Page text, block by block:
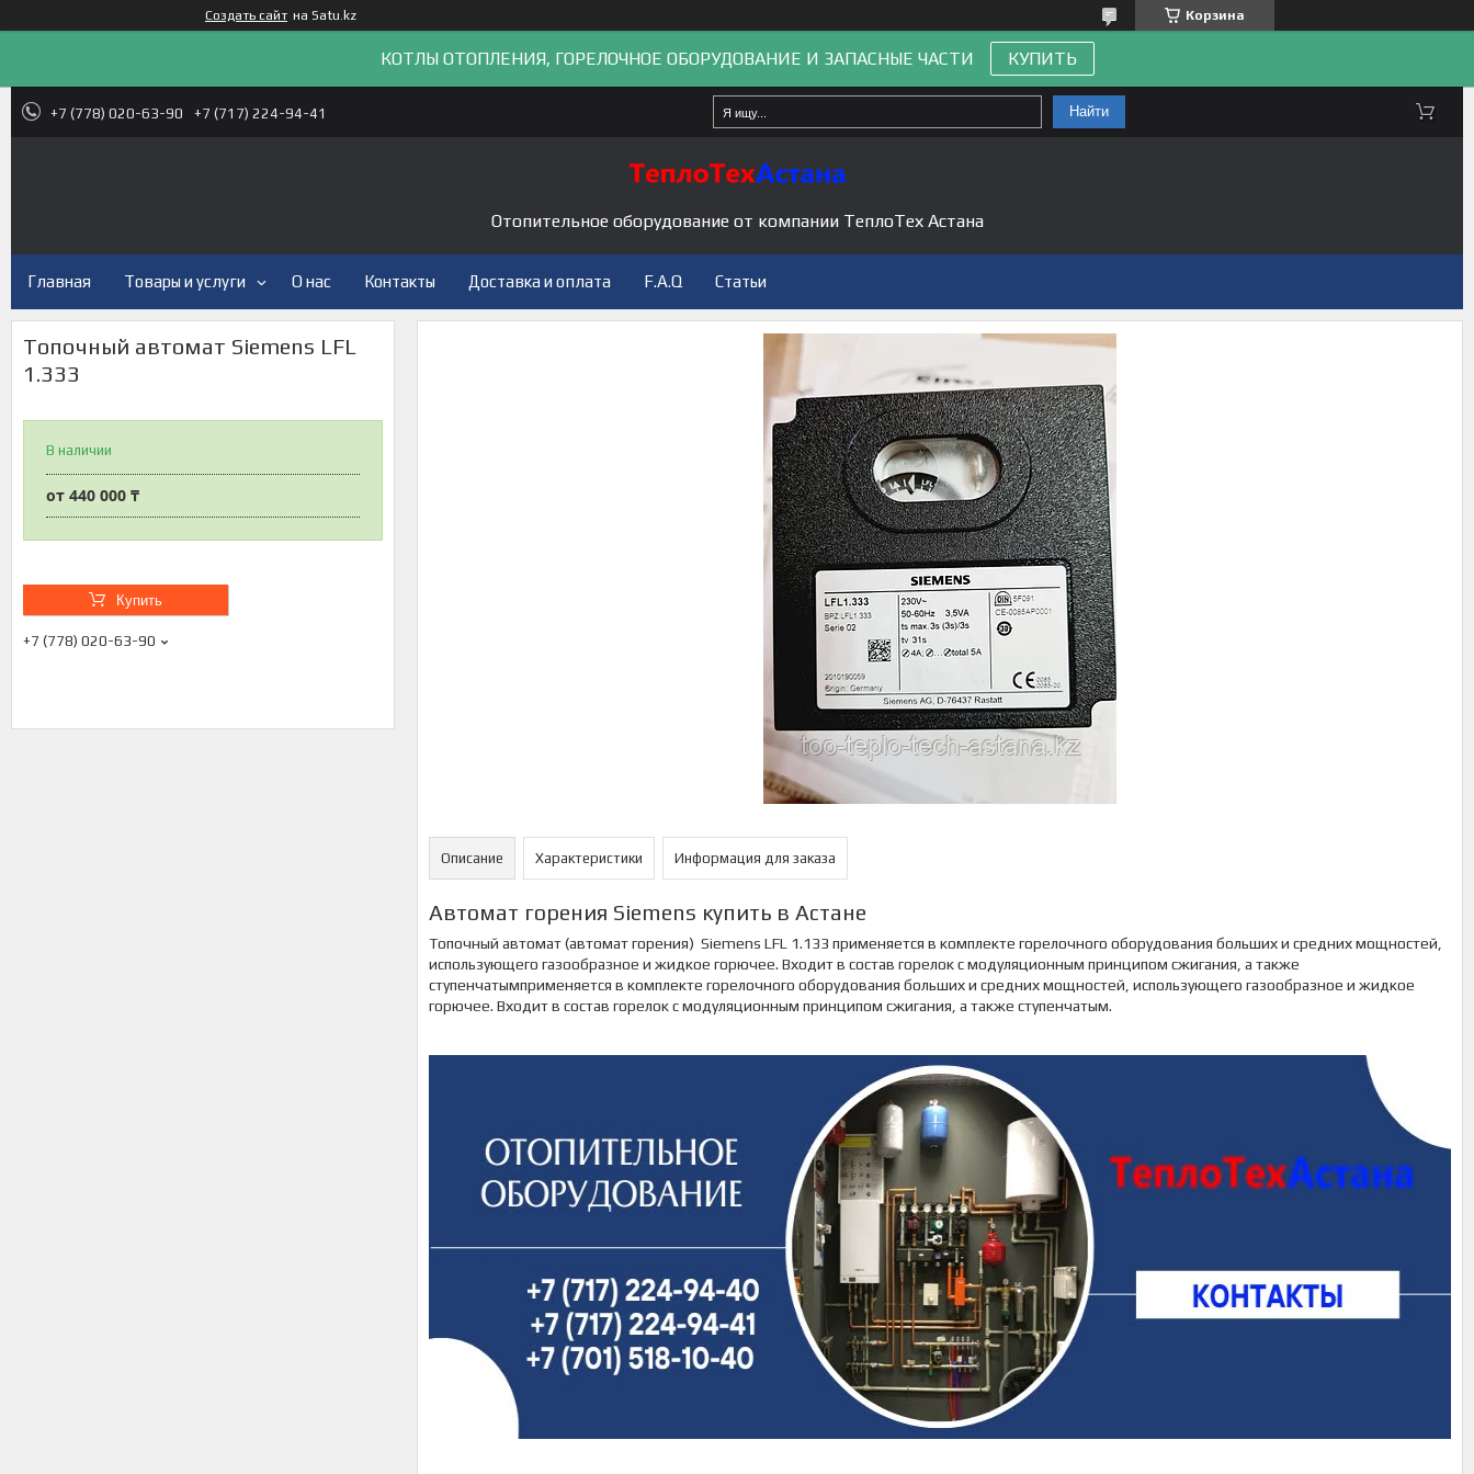
Создать сайт на Satu.kz Корзина
КОТЛЫ ОТОПЛЕНИЯ, ГОРЕЛОЧНОЕ ОБОРУДОВАНИЕ И ЗАПАСНЫЕ ЧАСТИ КУПИТЬ
+7 (778) 020-63-90 +7 (717) 224-94-41 Найти
Отопительное оборудование от компании ТеплоТех Астана
Главная Товары и услуги О нас Контакты Доставка и оплата F.A.Q Статьи
Топочный автомат Siemens LFL
1.333
В наличии
от 440 000 ₸
Купить
+7 (778) 020-63-90
Описание Характеристики Информация для заказа
Автомат горения Siemens купить в Астане
Топочный автомат (автомат горения) Siemens LFL 1.133 применяется в комплекте горелочного оборудования больших и средних мощностей,
использующего газообразное и жидкое горючее. Входит в состав горелок с модуляционным принципом сжигания, а также
ступенчатымприменяется в комплекте горелочного оборудования больших и средних мощностей, использующего газообразное и жидкое
горючее. Входит в состав горелок с модуляционным принципом сжигания, а также ступенчатым.